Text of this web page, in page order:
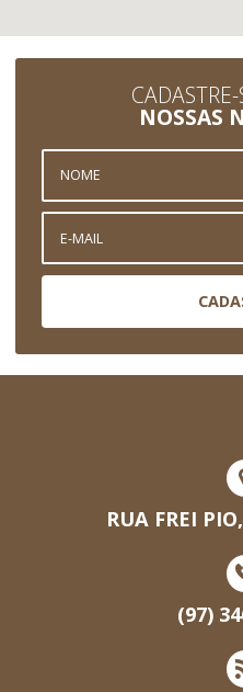
NOSSAS
RUA FREI
(97)